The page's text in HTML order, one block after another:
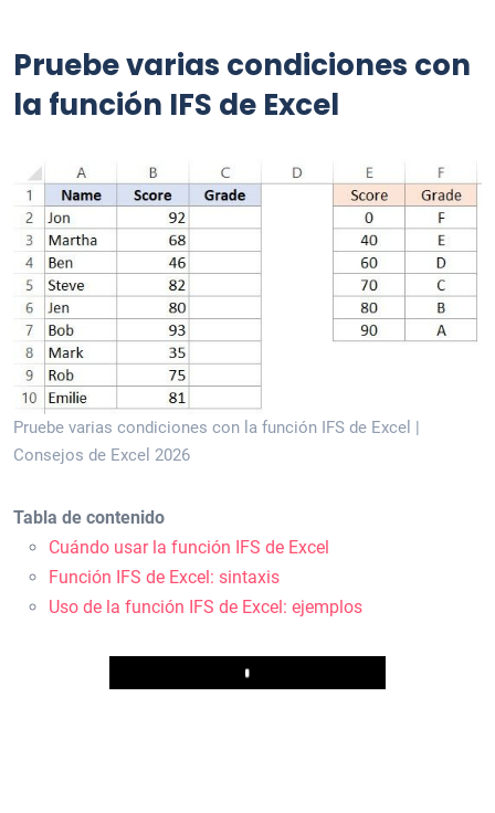
Pruebe varias condiciones con
la función IFS de Excel
Pruebe varias condiciones con la función IFS de Excel |
Consejos de Excel 2026
Tabla de contenido
Cuándo usar la función IFS de Excel
Función IFS de Excel: sintaxis
Uso de la función IFS de Excel: ejemplos
Play